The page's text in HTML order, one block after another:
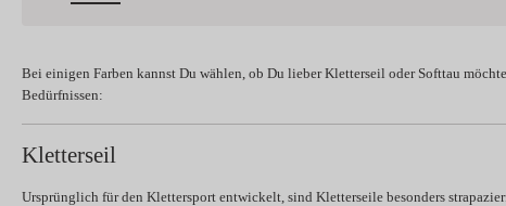
Bei einigen Farben kannst Du wählen, ob Du lieberKletterseil oder Softtau
Bedürfnissen:
Kletterseil
Ursprünglich für den Klettersport entwickelt, sind Kletterseile besonders